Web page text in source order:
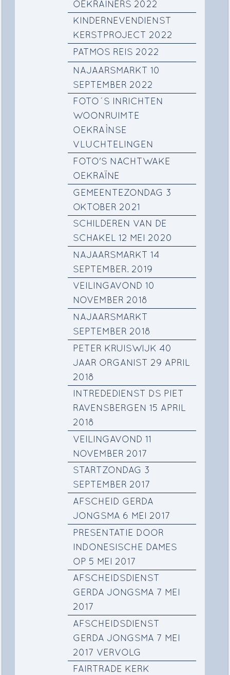
OEKRAÍNERS 2022
KINDERNEVENDIENST
KERSTPROJECT 2022
PATMOS REIS 2022
NAJAARSMARKT 10
SEPTEMBER 2022
FOTO´S INRICHTEN
WOONRUIMTE
OEKRAÌNSE
VLUCHTELINGEN
FOTO'S NACHTWAKE
OEKRAÏNE
GEMEENTEZONDAG 3
OKTOBER 2021
SCHILDEREN VAN DE
SCHAKEL 12 MEI 2020
NAJAARSMARKT 14
SEPTEMBER. 2019
VEILINGAVOND 10
NOVEMBER 2018
NAJAARSMARKT
SEPTEMBER 2018
PETER KRUISWIJK 40
JAAR ORGANIST 29 APRIL
2018
INTREDEDIENST DS PIET
RAVENSBERGEN 15 APRIL
2018
VEILINGAVOND 11
NOVEMBER 2017
STARTZONDAG 3
SEPTEMBER 2017
AFSCHEID GERDA
JONGSMA 6 MEI 2017
PRESENTATIE DOOR
INDONESISCHE DAMES
OP 5 MEI 2017
AFSCHEIDSDIENST
GERDA JONGSMA 7 MEI
2017
AFSCHEIDSDIENST
GERDA JONGSMA 7 MEI
2017 VERVOLG
FAIRTRADE KERK